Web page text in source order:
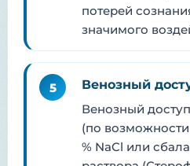
потерей
значимого
5
Венозный
Венозный доступ
(по
% NaCl или